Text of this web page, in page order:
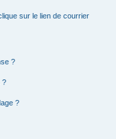
sur le lien de courrier
?
?
?